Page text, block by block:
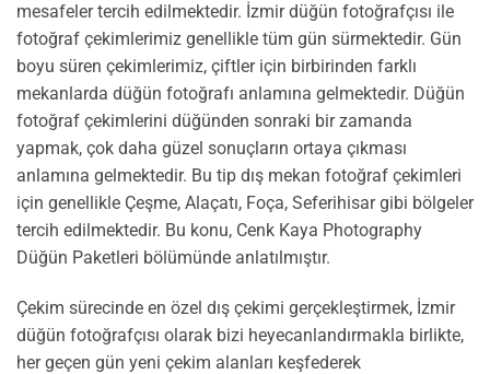
mesafeler tercih edilmektedir. İzmir düğün fotoğrafçısı ile
fotoğraf çekimlerimiz genellikle tüm gün sürmektedir. Gün
boyu süren çekimlerimiz, çiftler için birbirinden farklı
mekanlarda düğün fotoğrafı anlamına gelmektedir. Düğün
fotoğraf çekimlerini düğünden sonraki bir zamanda
yapmak, çok daha güzel sonuçların ortaya çıkması
anlamına gelmektedir. Bu tip dış mekan fotoğraf çekimleri
için genellikle Çeşme, Alaçatı, Foça, Seferihisar gibi bölgeler
tercih edilmektedir. Bu konu, Cenk Kaya Photography
Düğün Paketleri bölümünde anlatılmıştır.
Çekim sürecinde en özel dış çekimi gerçekleştirmek, İzmir
düğün fotoğrafçısı olarak bizi heyecanlandırmakla birlikte,
her geçen gün yeni çekim alanları keşfederek